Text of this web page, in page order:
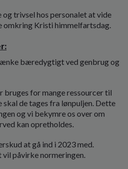
trivsel hos personalet at vide
omkring Kristi himmelfartsdag.
bæredygtigt ved genbrug og
bruges for mange ressourcer til
de tages fra lønpuljen. Dette
og vi bekymre os over om
kan opretholdes.
at gå ind i 2023 med.
påvirke normeringen.